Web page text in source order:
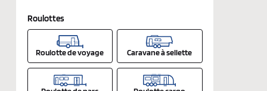
Roulottes
Roulotte de voyage Caravane à sellette